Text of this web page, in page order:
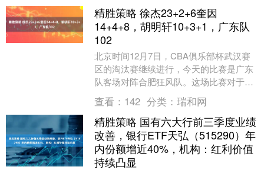
精胜策略 徐杰23+2+6奎因
14+4+8，胡明轩10+3+1，广东队
102
北京时间12月7日，CBA俱乐部杯武汉赛
区的淘汰赛继续进行，今天的比赛是广东
队客场对阵合肥狂风队。这场比赛对于广
东队来说是背靠背的挑战，体力上确实有
一些考验，而....
查看： 142 分类： 瑞和网
精胜策略 国有六大行前三季度业绩
改善，银行ETF天弘（515290）年
内份额增近40%，机构：红利价值
持续凸显